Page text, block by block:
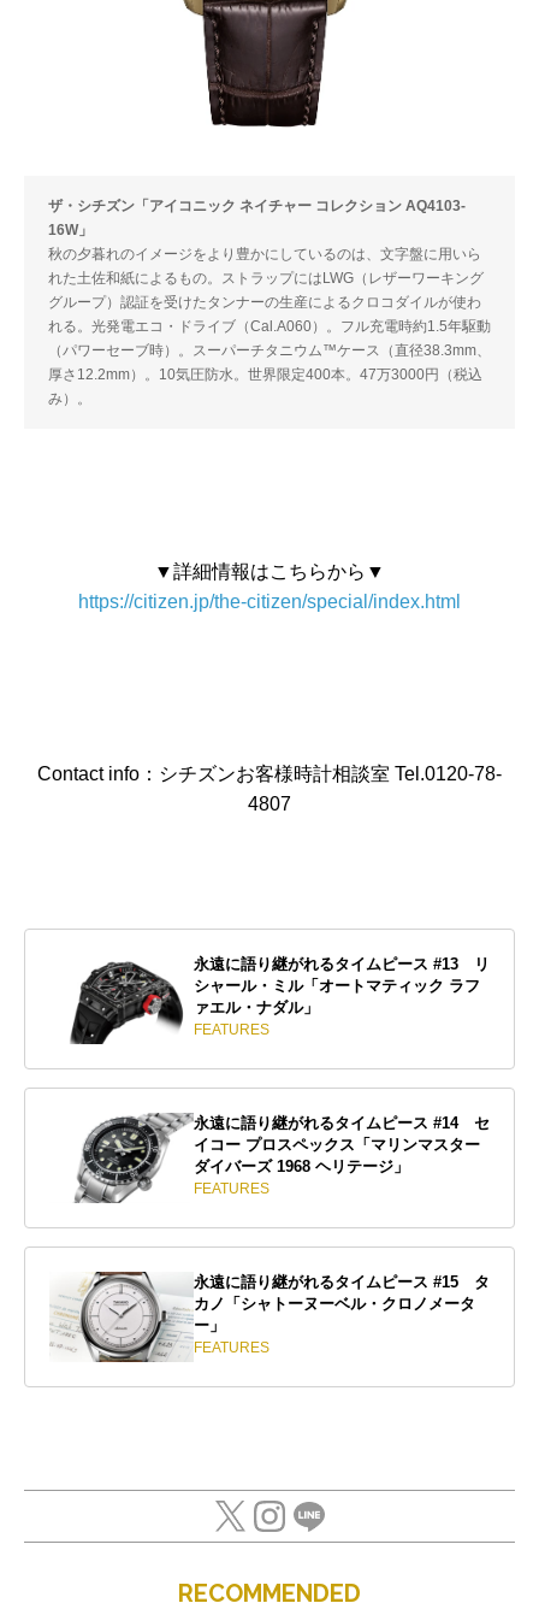
ザ・シチズン「アイコニック ネイチャー コレクション AQ4103-
16W」
秋の夕暮れのイメージをより豊かにしているのは、文字盤に用いら
れた土佐和紙によるもの。ストラップにはLWG（レザーワーキング
グループ）認証を受けたタンナーの生産によるクロコダイルが使わ
れる。光発電エコ・ドライブ（Cal.A060）。フル充電時約1.5年駆動
（パワーセーブ時）。スーパーチタニウム™ケース（直径38.3mm、
厚さ12.2mm）。10気圧防水。世界限定400本。47万3000円（税込
み）。
▼詳細情報はこちらから▼
https://citizen.jp/the-citizen/special/index.html
Contact info：シチズンお客様時計相談室 Tel.0120-78-
4807
永遠に語り継がれるタイムピース #13 リ
シャール・ミル「オートマティック ラフ
ァエル・ナダル」
FEATURES
永遠に語り継がれるタイムピース #14 セ
イコー プロスペックス「マリンマスター
ダイバーズ 1968 ヘリテージ」
FEATURES
永遠に語り継がれるタイムピース #15 タ
カノ「シャトーヌーベル・クロノメータ
ー」
FEATURES
RECOMMENDED